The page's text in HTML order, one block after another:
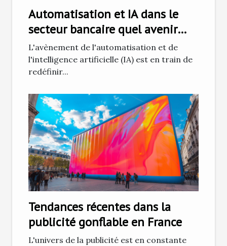
Automatisation et IA dans le
secteur bancaire quel avenir
pour les emplois
L'avènement de l'automatisation et de
l'intelligence artificielle (IA) est en train de
redéfinir...
Tendances récentes dans la
publicité gonflable en France
L'univers de la publicité est en constante